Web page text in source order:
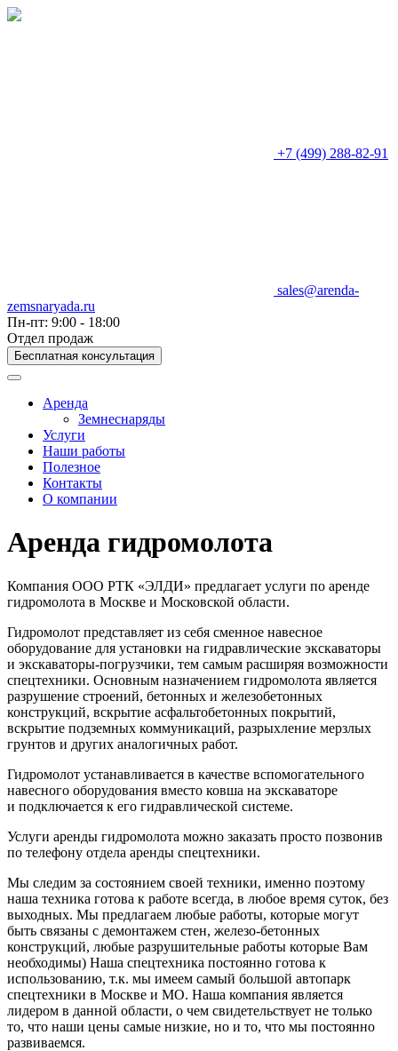
+7 (499) 288-82-91
sales@arenda-
zemsnaryada.ru
Пн-пт: 9:00 - 18:00
Отдел продаж
Бесплатная консультация
Аренда
Земнеснаряды
Услуги
Наши работы
Полезное
Контакты
О компании
Аренда гидромолота
Компания ООО РТК «ЭЛДИ» предлагает услуги по аренде
гидромолота в Москве и Московской области.
Гидромолот представляет из себя сменное навесное
оборудование для установки на гидравлические экскаваторы
и экскаваторы-погрузчики, тем самым расширяя возможности
спецтехники. Основным назначением гидромолота является
разрушение строений, бетонных и железобетонных
конструкций, вскрытие асфальтобетонных покрытий,
вскрытие подземных коммуникаций, разрыхление мерзлых
грунтов и других аналогичных работ.
Гидромолот устанавливается в качестве вспомогательного
навесного оборудования вместо ковша на экскаваторе
и подключается к его гидравлической системе.
Услуги аренды гидромолота можно заказать просто позвонив
по телефону отдела аренды спецтехники.
Мы следим за состоянием своей техники, именно поэтому
наша техника готова к работе всегда, в любое время суток, без
выходных. Мы предлагаем любые работы, которые могут
быть связаны с демонтажем стен, железо-бетонных
конструкций, любые разрушительные работы которые Вам
необходимы) Наша спецтехника постоянно готова к
использованию, т.к. мы имеем самый большой автопарк
спецтехники в Москве и МО. Наша компания является
лидером в данной области, о чем свидетельствует не только
то, что наши цены самые низкие, но и то, что мы постоянно
развиваемся.